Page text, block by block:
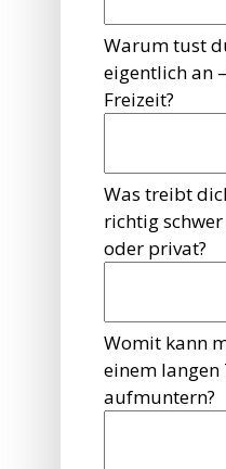
Warum tust
eigentlich an
Freizeit?
Was treibt
richtig
oder privat?
Womit kann
einem
aufmuntern?